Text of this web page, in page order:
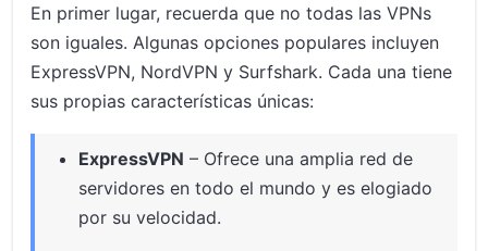
En primer lugar, recuerda que no todas las VPNs
son iguales. Algunas opciones populares incluyen
ExpressVPN, NordVPN y Surfshark. Cada una tiene
sus propias características únicas:
ExpressVPN – Ofrece una amplia red de
servidores en todo el mundo y es elogiado
por su velocidad.